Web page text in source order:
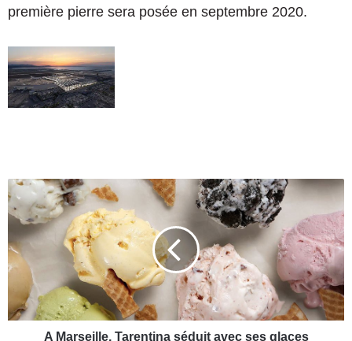
première pierre sera posée en septembre 2020.
A
M
a
s
e
i
l
A Marseille, Tarentina séduit avec ses glaces